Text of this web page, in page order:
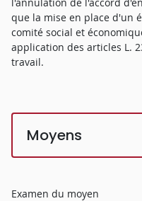
que la mise en place d'un
comité social et
application des articles L.
travail.
Moyens
Examen du moyen